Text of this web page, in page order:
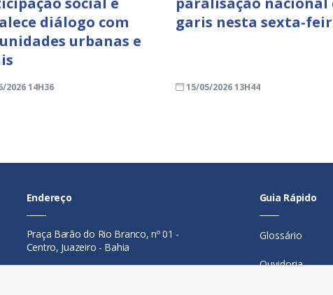
diálogo com
urbanas e
2026 14H36
garis nesta sexta-
15/05/2026 13H44
Endereço
Praça Barão do Rio Branco, nº 01 -
Centro, Juazeiro - Bahia
Guia Rápido
Glossário
Ouvidoria